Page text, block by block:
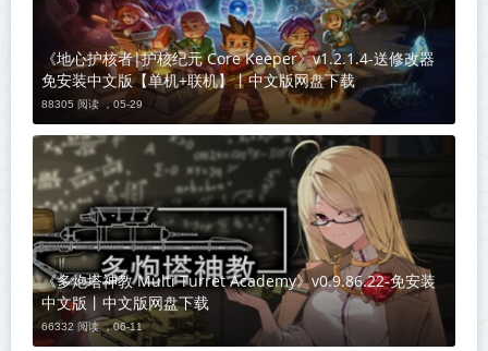
《地心护核者|护核纪元 Core Keeper》v1.2.1.4-送修改器
免安装中文版【单机+联机】丨中文版网盘下载
88305 阅读 ，05-29
《多炮塔神教 Multi Turret Academy》v0.9.86.22-免安装
中文版丨中文版网盘下载
66332 阅读 ，06-11